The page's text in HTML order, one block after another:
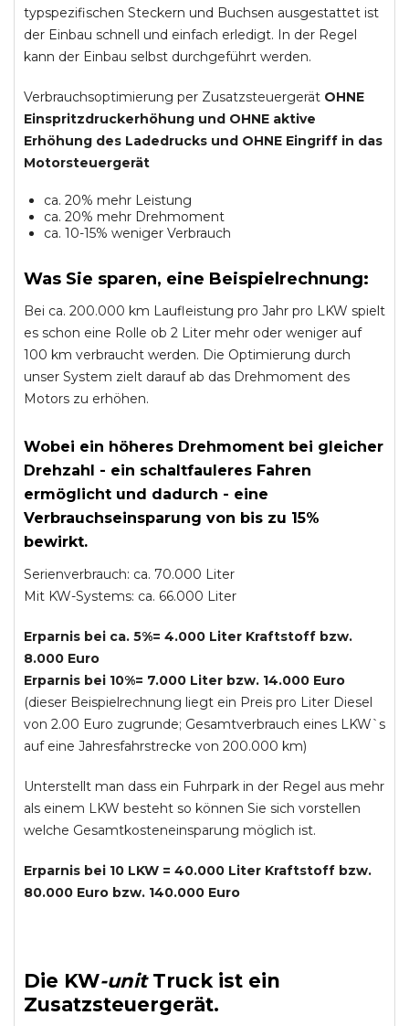
typspezifischen Steckern und Buchsen ausgestattet ist
der Einbau schnell und einfach erledigt. In der Regel
kann der Einbau selbst durchgeführt werden.
Verbrauchsoptimierung per Zusatzsteuergerät OHNE
Einspritzdruckerhöhung und OHNE aktive
Erhöhung des Ladedrucks und OHNE Eingriff in das
Motorsteuergerät
ca. 20% mehr Leistung
ca. 20% mehr Drehmoment
ca. 10-15% weniger Verbrauch
Was Sie sparen, eine Beispielrechnung:
Bei ca. 200.000 km Laufleistung pro Jahr pro LKW spielt
es schon eine Rolle ob 2 Liter mehr oder weniger auf
100 km verbraucht werden. Die Optimierung durch
unser System zielt darauf ab das Drehmoment des
Motors zu erhöhen.
Wobei ein höheres Drehmoment bei gleicher
Drehzahl - ein schaltfauleres Fahren
ermöglicht und dadurch - eine
Verbrauchseinsparung von bis zu 15%
bewirkt.
Serienverbrauch: ca. 70.000 Liter
Mit KW-Systems: ca. 66.000 Liter
Erparnis bei ca. 5%= 4.000 Liter Kraftstoff bzw.
8.000 Euro
Erparnis bei 10%= 7.000 Liter bzw. 14.000 Euro
(dieser Beispielrechnung liegt ein Preis pro Liter Diesel
von 2.00 Euro zugrunde; Gesamtverbrauch eines LKW`s
auf eine Jahresfahrstrecke von 200.000 km)
Unterstellt man dass ein Fuhrpark in der Regel aus mehr
als einem LKW besteht so können Sie sich vorstellen
welche Gesamtkosteneinsparung möglich ist.
Erparnis bei 10 LKW = 40.000 Liter Kraftstoff bzw.
80.000 Euro bzw. 140.000 Euro
Die KW-unit Truckist ein
Zusatzsteuergerät.